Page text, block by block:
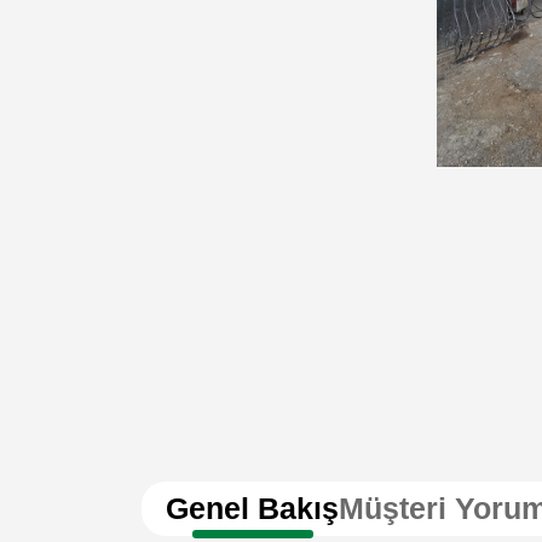
Genel BakışMüşteri